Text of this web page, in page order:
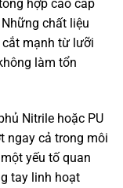
hợp cao cấp
chất liệu
mạnh từ lưỡi
làm tổn
Nitrile hoặc PU
ngay cả trong môi
yếu tố quan
tay linh hoạt